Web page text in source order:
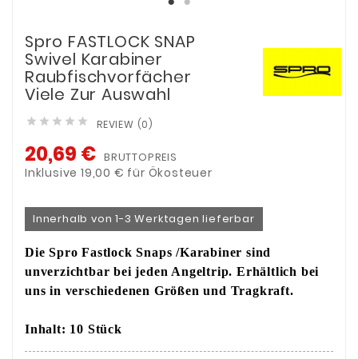
Spro FASTLOCK SNAP
Swivel Karabiner
Raubfischvorfächer
Viele Zur Auswahl
     REVIEW (0)
20,69 € BRUTTOPREIS
Inklusive 19,00 € für Ökosteuer
Innerhalb von 1-3 Werktagen lieferbar
Die Spro Fastlock Snaps /Karabiner sind
unverzichtbar bei jeden Angeltrip. Erhältlich bei
uns in verschiedenen Größen und Tragkraft.
Inhalt: 10 Stück